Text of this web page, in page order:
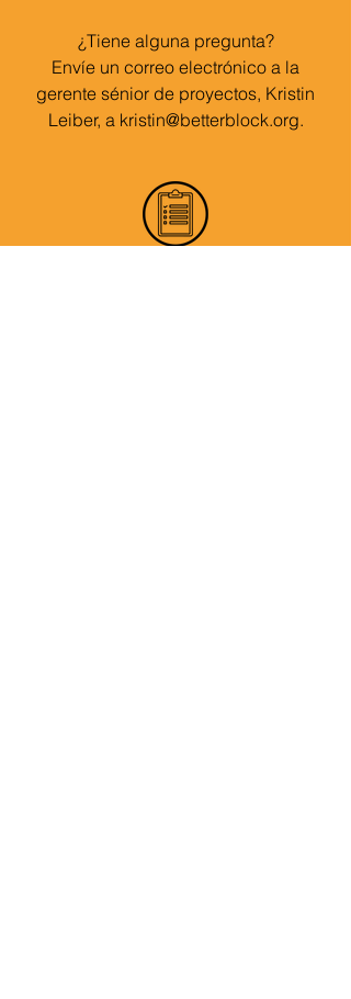
¿Tiene alguna pregunta?
Envíe un correo electrónico a la
gerente sénior de proyectos, Kristin
Leiber, a kristin@betterblock.org.